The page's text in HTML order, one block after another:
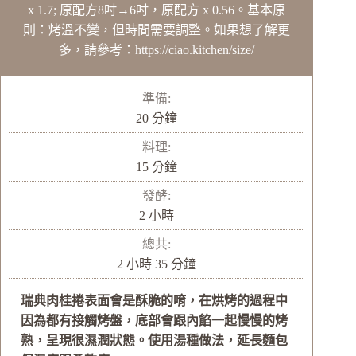
x 1.7; 原配方8吋→6吋，原配方 x 0.56。基本原
則：烤溫不變，但時間需要調整。如果想了解更
多，請參考：https://ciao.kitchen/size/
準備:
20分
鐘
分鐘
料理:
15分
鐘
分鐘
發酵:
2 小
時
小時
總共:
2 小
時
小時 35分
鐘
分鐘
瑞典肉桂捲表面會是酥脆的唷，在烘烤的過程中
因為都有接觸烤盤，底部會跟內餡一起慢慢的烤
熟，呈現很濕潤狀態。使用湯種做法，延長麵包